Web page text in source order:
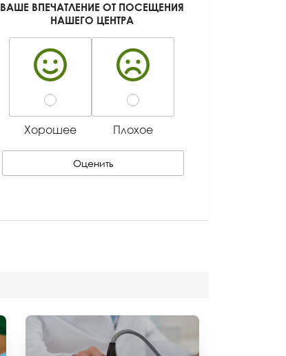
ВАШЕ ВПЕЧАТЛЕНИЕ ОТ ПОСЕЩЕНИЯ
НАШЕГО ЦЕНТРА
Хорошее Плохое
Оценить